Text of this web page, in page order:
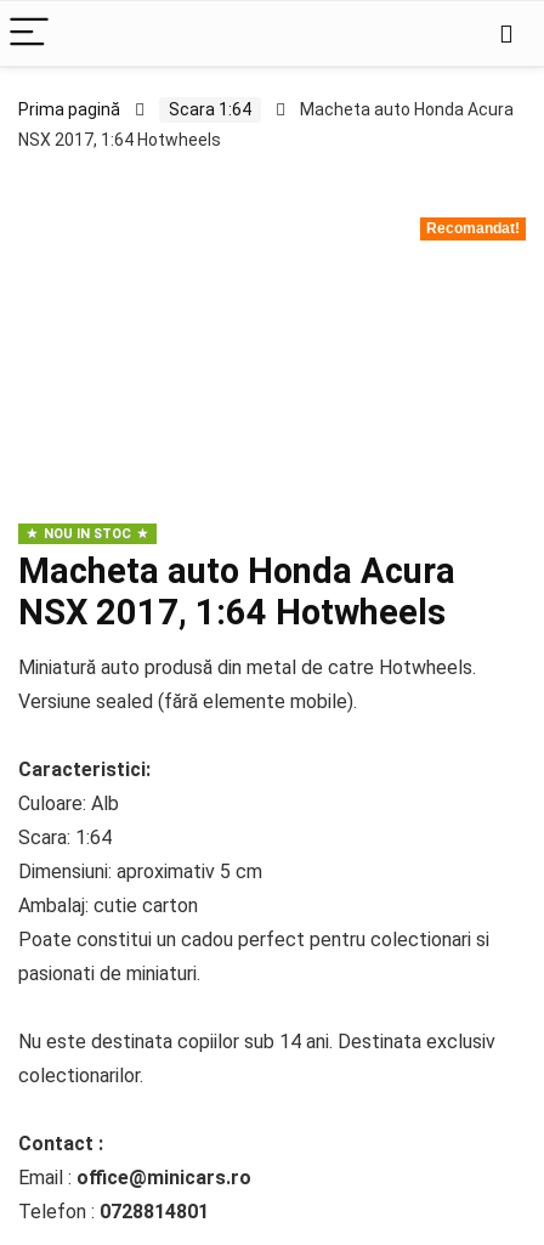
Prima pagină Scara 1:64
Macheta auto Honda Acura
NSX 2017, 1:64 Hotwheels
Recomandat!
NOU IN STOC
Macheta auto Honda Acura
NSX 2017, 1:64 Hotwheels
Miniatură auto produsă din metal de catre Hotwheels.
Versiune sealed (fără elemente mobile).
Caracteristici:
Culoare: Alb
Scara: 1:64
Dimensiuni: aproximativ 5 cm
Ambalaj: cutie carton
Poate constitui un cadou perfect pentru colectionari si
pasionati de miniaturi.
Nu este destinata copiilor sub 14 ani. Destinata exclusiv
colectionarilor.
Contact :
Email : office@minicars.ro
Telefon : 0728814801